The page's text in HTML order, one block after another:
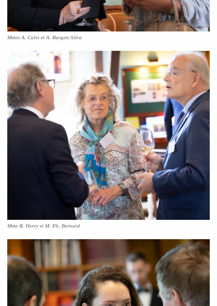
Mmes A. Calvi et A. Burgen-Silva
Mme B. Herry et M. Ph. Bernard